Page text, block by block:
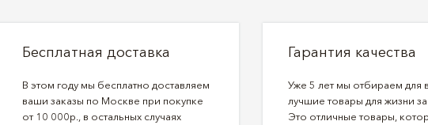
Бесплатная доставка
В этом году мы бесплатно доставляем
ваши заказы по Москве при покупке
от 10 000р., в остальных случаях
Гарантия качества
Уже 5 лет мы отбираем для
лучшие товары для жизни
Это отличные товары,